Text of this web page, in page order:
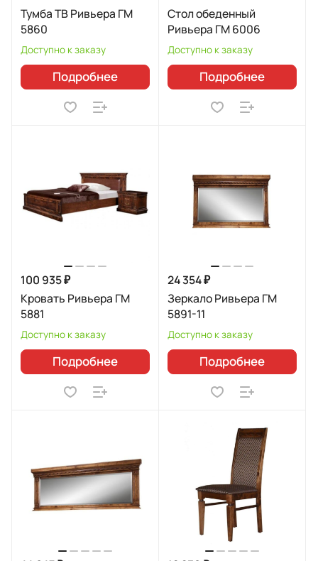
Тумба ТВ Ривьера ГМ
5860
Доступно к заказу
Подробнее
Стол обеденный
Ривьера ГМ 6006
Доступно к заказу
Подробнее
100 935 ₽
Кровать Ривьера ГМ
5881
Доступно к заказу
Подробнее
24 354 ₽
Зеркало Ривьера ГМ
5891-11
Доступно к заказу
Подробнее